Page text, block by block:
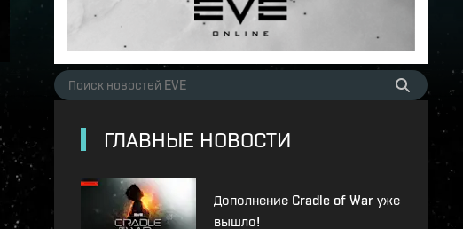
ГЛАВНЫЕ НОВОСТИ
Дополнение Cradle of War уже
вышло!